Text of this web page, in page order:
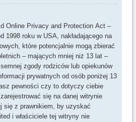
Online Privacy and Protection Act –
1998 roku w USA, nakładającego na
które potencjalnie mogą zbierać
– mających mniej niż 13 lat –
zgody rodziców lub opiekunów
prywatnych od osób poniżej 13
pewności czy to dotyczy ciebie
się na danej witrynie
się z prawnikiem, by uzyskać
i właściciele tej witryny nie